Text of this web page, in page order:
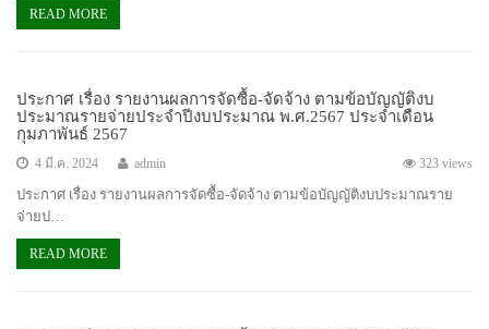
READ MORE
ประกาศ เรื่อง รายงานผลการจัดซื้อ-จัดจ้าง ตามข้อบัญญัติงบ
ประมาณรายจ่ายประจำปีงบประมาณ พ.ศ.2567 ประจำเดือน
กุมภาพันธ์ 2567
4 มี.ค. 2024 323 views
admin
ประกาศ เรื่อง รายงานผลการจัดซื้อ-จัดจ้าง ตามข้อบัญญัติงบประมาณราย
จ่ายป…
READ MORE